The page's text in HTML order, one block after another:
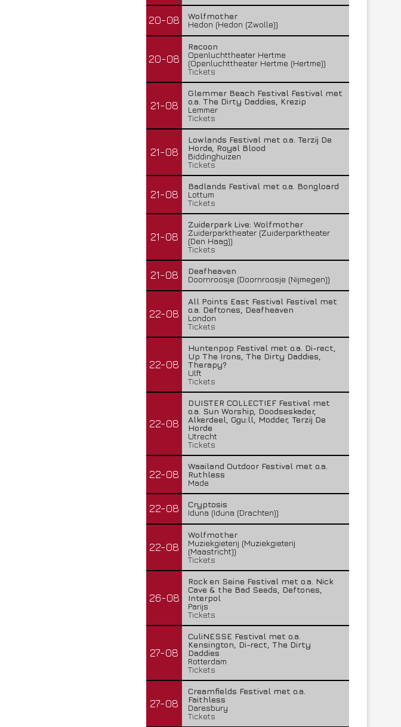
20-08
Wolfmother
Hedon (Hedon (Zwolle))
20-08
Racoon
Openluchttheater Hertme
(Openluchttheater Hertme (Hertme))
Tickets
21-08
Glemmer Beach Festival Festival met
o.a. The Dirty Daddies, Krezip
Lemmer
Tickets
21-08
Lowlands Festival met o.a. Terzij De
Horde, Royal Blood
Biddinghuizen
Tickets
21-08
Badlands Festival met o.a. Bongloard
Lottum
Tickets
21-08
Zuiderpark Live: Wolfmother
Zuiderparktheater (Zuiderparktheater
(Den Haag))
Tickets
21-08
Deafheaven
Doornroosje (Doornroosje (Nijmegen))
22-08
All Points East Festival Festival met
o.a. Deftones, Deafheaven
London
Tickets
22-08
Huntenpop Festival met o.a. Di-rect,
Up The Irons, The Dirty Daddies,
Therapy?
Ulft
Tickets
22-08
DUISTER COLLECTIEF Festival met
o.a. Sun Worship, Doodseskader,
Alkerdeel, Ggu:ll, Modder, Terzij De
Horde
Utrecht
Tickets
22-08
Waailand Outdoor Festival met o.a.
Ruthless
Made
22-08
Cryptosis
Iduna (Iduna (Drachten))
22-08
Wolfmother
Muziekgieterij (Muziekgieterij
(Maastricht))
Tickets
26-08
Rock en Seine Festival met o.a. Nick
Cave & the Bad Seeds, Deftones,
Interpol
Parijs
Tickets
27-08
CuliNESSE Festival met o.a.
Kensington, Di-rect, The Dirty
Daddies
Rotterdam
Tickets
27-08
Creamfields Festival met o.a.
Faithless
Daresbury
Tickets